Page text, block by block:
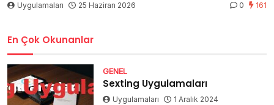
Uygulamaları 25 Haziran 2026 0 161
En Çok Okunanlar
GENEL
Sexting Uygulamaları
Uygulamaları 1 Aralık 2024